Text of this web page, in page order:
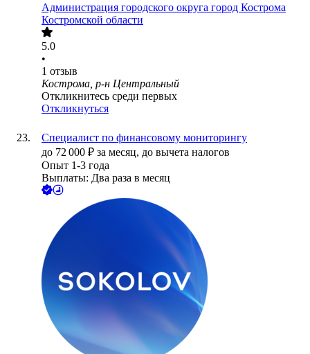
Администрация городского округа город Кострома
Костромской области
5.0
•
1 отзыв
Кострома, р-н Центральный
Откликнитесь среди первых
Откликнуться
Специалист по финансовому мониторингу
до 72 000 ₽ за месяц, до вычета налогов
Опыт 1-3 года
Выплаты: Два раза в месяц